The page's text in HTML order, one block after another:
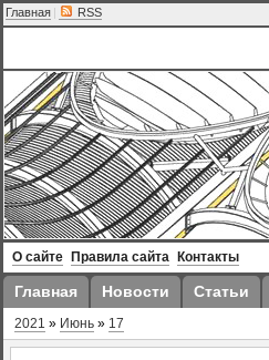
Главная | RSS
О сайте Правила сайта Контакты
Главная Новости Статьи
2021 » Июнь » 17